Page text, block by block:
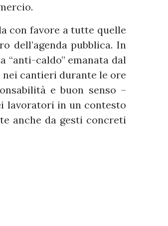
con favore a tutte quelle
dell’agenda pubblica. In
“anti-caldo” emanata dal
cantieri durante le ore
e buon senso –
lavoratori in un contesto
anche da gesti concreti